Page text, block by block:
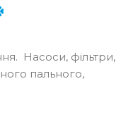
Насоси, фільтри,
пального,